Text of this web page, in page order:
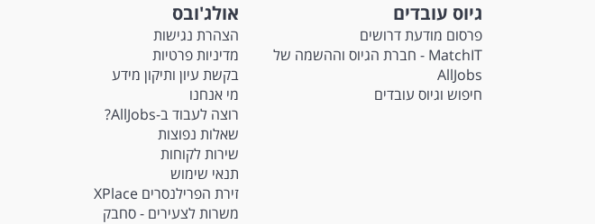
גיוס עובדים
פרסום מודעת דרושים
MatchIT - חברת הגיוס וההשמה של
AllJobs
חיפוש וגיוס עובדים
אולג'ובס
הצהרת נגישות
מדיניות פרטיות
בקשת עיון ותיקון מידע
מי אנחנו
רוצה לעבוד ב-AllJobs?
שאלות נפוצות
שירות לקוחות
תנאי שימוש
זירת הפרילנסרים XPlace
משרות לצעירים - סחבק